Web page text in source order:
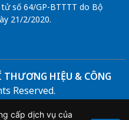
số 64/GP-BTTTT do Bộ
21/2/2020.
THƯƠNG HIỆU & CÔNG
Reserved.
hiệu và Công luận. Cấm
cấp dịch vụ của